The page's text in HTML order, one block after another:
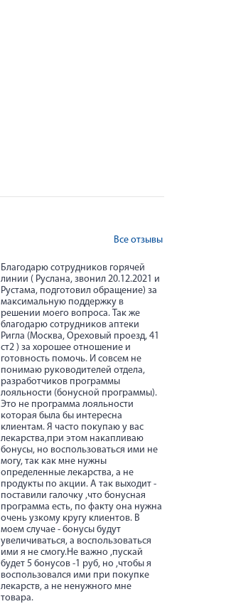
Все отзывы
Благодарю сотрудников горячей
линии ( Руслана, звонил 20.12.2021 и
Рустама, подготовил обращение) за
максимальную поддержку в
решении моего вопроса. Так же
благодарю сотрудников аптеки
Ригла (Москва, Ореховый проезд, 41
ст2 ) за хорошее отношение и
готовность помочь. И совсем не
понимаю руководителей отдела,
разработчиков программы
лояльности (бонусной программы).
Это не программа лояльности
которая была бы интересна
клиентам. Я часто покупаю у вас
лекарства,при этом накапливаю
бонусы, но воспользоваться ими не
могу, так как мне нужны
определенные лекарства, а не
продукты по акции. А так выходит -
поставили галочку ,что бонусная
программа есть, по факту она нужна
очень узкому кругу клиентов. В
моем случае - бонусы будут
увеличиваться, а воспользоваться
ими я не смогу.Не важно ,пускай
будет 5 бонусов -1 руб, но ,чтобы я
воспользовался ими при покупке
лекарств, а не ненужного мне
товара.